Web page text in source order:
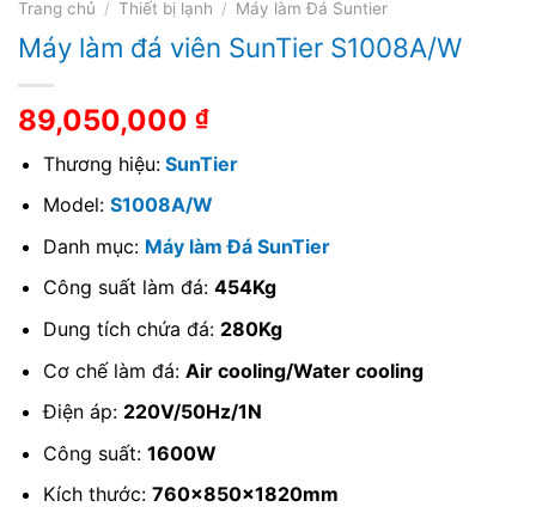
Trang chủ / Thiết bị lạnh / Máy làm Đá Suntier
Máy làm đá viên SunTier S1008A/W
89,050,000 ₫
Thương hiệu:SunTier
Model: S1008A/W
Danh mục: Máy làm Đá SunTier
Công suất làm đá: 454Kg
Dung tích chứa đá: 280Kg
Cơ chế làm đá: Air cooling/Water cooling
Điện áp: 220V/50Hz/1N
Công suất: 1600W
Kích thước: 760x850x1820mm